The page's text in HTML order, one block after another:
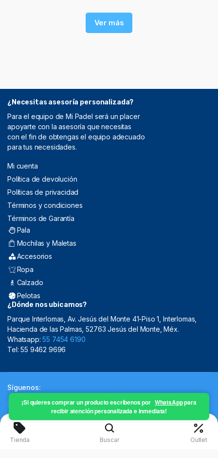
Ver más
¿Necesitas asesoría personalizada?
Para el equipo de Mi Padel será un placer
apoyarte con la asesoría que necesitas
con el fin de obtengas el equipo adecuado
para tus necesidades.
Mi cuenta
Política de devolución
Políticas de privacidad
Términos y condiciones
Términos de Garantía
Pala
Mochilas y Maletas
Accesorios
Ropa
Calzado
Pelotas
¿Dónde nos ubicamos?
Parque Interlomas, Av. Jesús del Monte 41-Piso 1, Interlomas,
Hacienda de las Palmas, 52763 Jesús del Monte, Méx.
Whatsapp:55 7454 6190
Tel: 55 9462 9696
Síguenos:
Copyright 2024 © Mistral Sporting Goods 2024
¡Si quieres comprar un producto escríbenos por WhatsApppara
recibir atención personalizada e inmediata!
Tienda Buscar Outlet